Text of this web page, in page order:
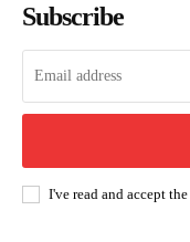
Subscribe
I've read and accept the